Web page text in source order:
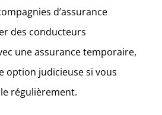
d’assurance
des conducteurs
une assurance temporaire,
option judicieuse si vous
régulièrement.